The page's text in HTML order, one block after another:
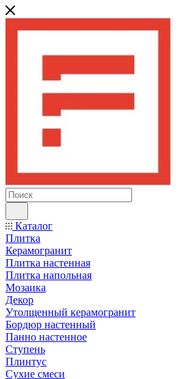
Каталог
Плитка
Керамогранит
Плитка настенная
Плитка напольная
Мозаика
Декор
Утолщенный керамогранит
Бордюр настенный
Панно настенное
Ступень
Плинтус
Сухие смеси